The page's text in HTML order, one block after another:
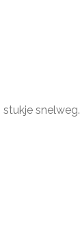
snelweg.